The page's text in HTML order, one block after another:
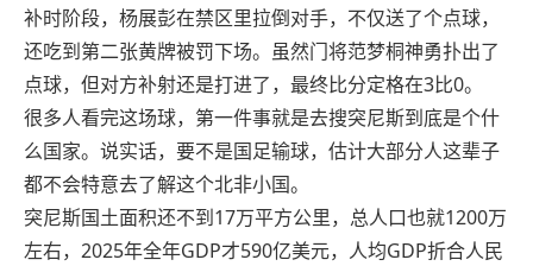
补时阶段，杨展彭在禁区里拉倒对手，不仅送了个点球，
还吃到第二张黄牌被罚下场。虽然门将范梦桐神勇扑出了
点球，但对方补射还是打进了，最终比分定格在3比0。
很多人看完这场球，第一件事就是去搜突尼斯到底是个什
么国家。说实话，要不是国足输球，估计大部分人这辈子
都不会特意去了解这个北非小国。
突尼斯国土面积还不到17万平方公里，总人口也就1200万
左右，2025年全年GDP才590亿美元，人均GDP折合人民